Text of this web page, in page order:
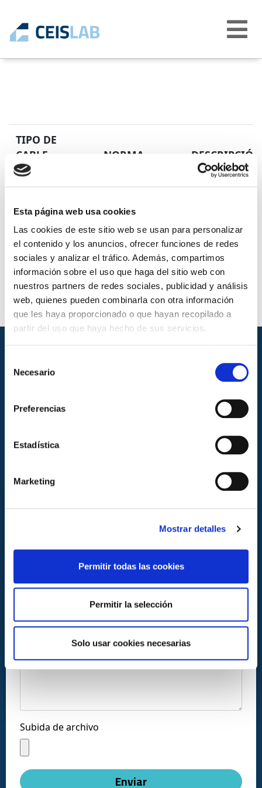
Esta página web usa cookies
Las cookies de este sitio web se usan para personalizar
el contenido y los anuncios, ofrecer funciones de redes
sociales y analizar el tráfico. Además, compartimos
información sobre el uso que haga del sitio web con
nuestros partners de redes sociales, publicidad y análisis
web, quienes pueden combinarla con otra información
que les haya proporcionado o que hayan recopilado a
partir del uso que haya hecho de sus servicios.
Necesario
Preferencias
Estadística
Marketing
Mostrar detalles
Permitir todas las cookies
Permitir la selección
Solo usar cookies necesarias
Abrir
menú
CONTACTA CON NOSOTROS
Mensaje *
Subida de archivo
Enviar
TIPO DE
CABLE
NORMA DESCRIPCIÓN
EN 50525-2-21
Cables
Llámanos al:
+34 916169710
Síguenos en las redes:
Política de cookies